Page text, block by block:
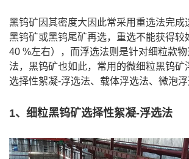
黑钨矿因其密度大因此常采用重选法完成
黑钨矿或黑钨尾矿再选，重选不能获得较
40 %左右），而浮选法则是针对细粒款
法，黑钨矿也如此，常用的微细粒黑钨矿
选择性絮凝-浮选法、载体浮选法、微泡浮
1、细粒黑钨矿选择性絮凝-浮选法